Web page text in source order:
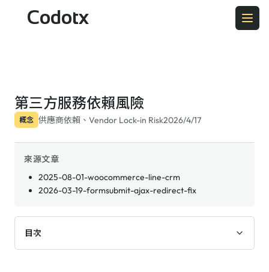
Codotx
第三方服務依賴風險
概念 供應商依賴、Vendor Lock-in Risk2026/4/17
來源文章
2025-08-01-woocommerce-line-crm
2026-03-19-formsubmit-ajax-redirect-fix
目次